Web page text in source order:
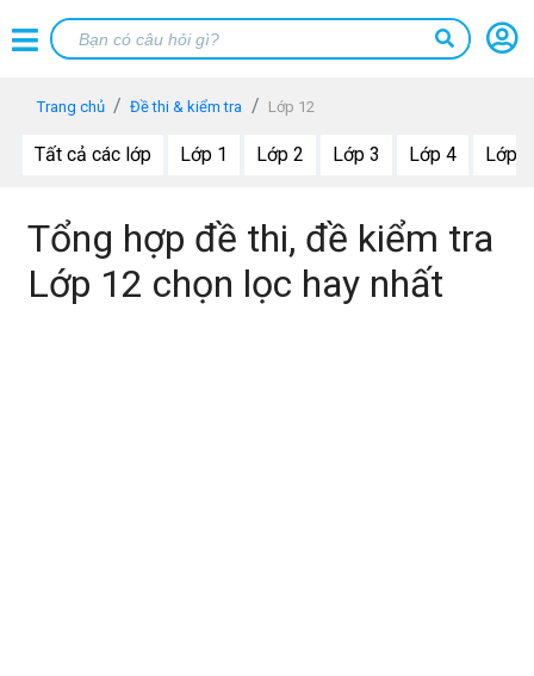
Trang chủ Đề thi & kiểm tra Lớp 12
Tất cả các lớp Lớp 1 Lớp 2 Lớp 3 Lớp 4 Lớp 5
Tổng hợp đề thi, đề kiểm tra
Lớp 12 chọn lọc hay nhất